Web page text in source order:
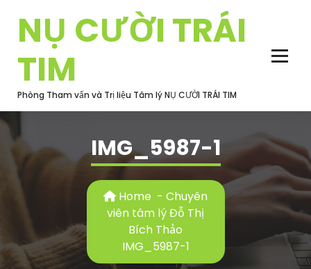
contentNỤ CƯỜI TRÁI
TIM
Phòng Tham vấn và Trị liệu Tâm lý NỤ CƯỜI TRÁI TIM
IMG_5987-1
Home - Chuyên
viên tâm lý Đỗ Thị
Bích Thảo
IMG_5987-1